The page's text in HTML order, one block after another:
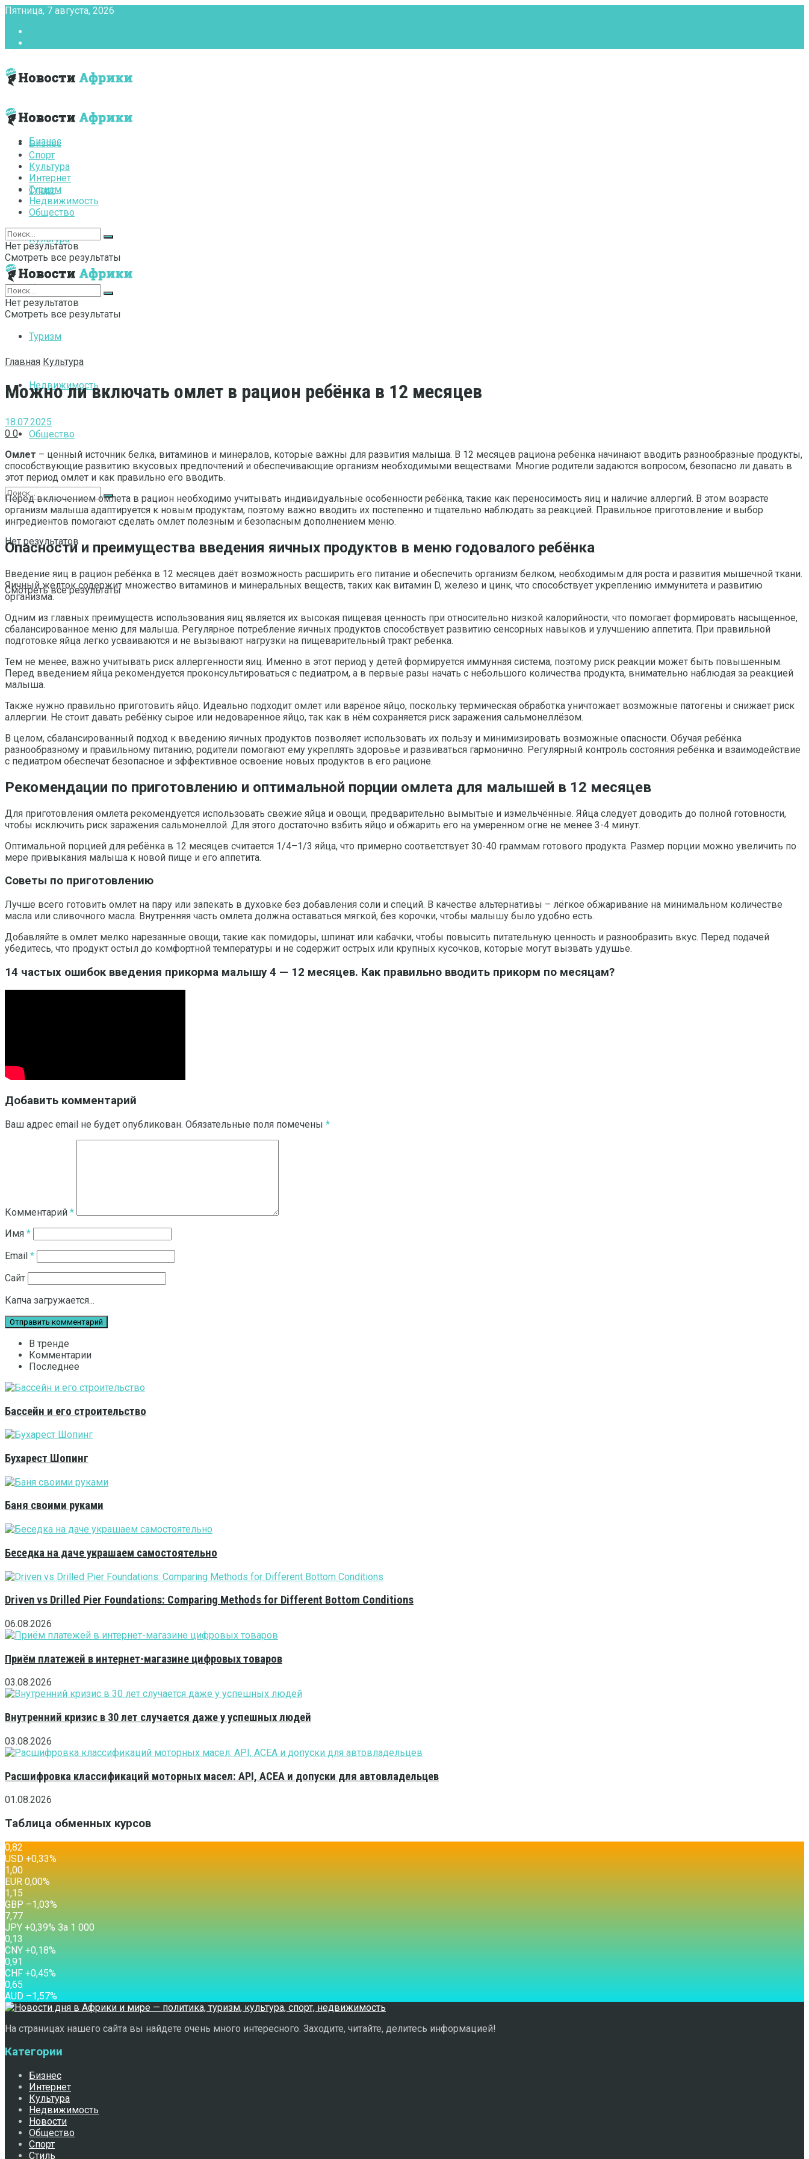
Пятница, 7 августа, 2026
Бизнес
Спорт
Культура
Интернет
Туризм
Недвижимость
Общество
Нет результатов
Смотреть все результаты
Бизнес
Спорт
Культура
Интернет
Туризм
Недвижимость
Общество
Нет результатов
Смотреть все результаты
Нет результатов
Смотреть все результаты
Главная Культура
Можно ли включать омлет в рацион ребёнка в 12 месяцев
18.07.2025
0 0
Омлет – ценный источник белка, витаминов и минералов, которые важны для развития малыша. В 12 месяцев рациона ребёнка начинают вводить разнообразные продукты,
способствующие развитию вкусовых предпочтений и обеспечивающие организм необходимыми веществами. Многие родители задаются вопросом, безопасно ли давать в
этот период омлет и как правильно его вводить.
Перед включением омлета в рацион необходимо учитывать индивидуальные особенности ребёнка, такие как переносимость яиц и наличие аллергий. В этом возрасте
организм малыша адаптируется к новым продуктам, поэтому важно вводить их постепенно и тщательно наблюдать за реакцией. Правильное приготовление и выбор
ингредиентов помогают сделать омлет полезным и безопасным дополнением меню.
Опасности и преимущества введения яичных продуктов в меню годовалого ребёнка
Введение яиц в рацион ребёнка в 12 месяцев даёт возможность расширить его питание и обеспечить организм белком, необходимым для роста и развития мышечной ткани.
Яичный желток содержит множество витаминов и минеральных веществ, таких как витамин D, железо и цинк, что способствует укреплению иммунитета и развитию
организма.
Одним из главных преимуществ использования яиц является их высокая пищевая ценность при относительно низкой калорийности, что помогает формировать насыщенное,
сбалансированное меню для малыша. Регулярное потребление яичных продуктов способствует развитию сенсорных навыков и улучшению аппетита. При правильной
подготовке яйца легко усваиваются и не вызывают нагрузки на пищеварительный тракт ребенка.
Тем не менее, важно учитывать риск аллергенности яиц. Именно в этот период у детей формируется иммунная система, поэтому риск реакции может быть повышенным.
Перед введением яйца рекомендуется проконсультироваться с педиатром, а в первые разы начать с небольшого количества продукта, внимательно наблюдая за реакцией
малыша.
Также нужно правильно приготовить яйцо. Идеально подходит омлет или варёное яйцо, поскольку термическая обработка уничтожает возможные патогены и снижает риск
аллергии. Не стоит давать ребёнку сырое или недоваренное яйцо, так как в нём сохраняется риск заражения сальмонеллёзом.
В целом, сбалансированный подход к введению яичных продуктов позволяет использовать их пользу и минимизировать возможные опасности. Обучая ребёнка
разнообразному и правильному питанию, родители помогают ему укреплять здоровье и развиваться гармонично. Регулярный контроль состояния ребёнка и взаимодействие
с педиатром обеспечат безопасное и эффективное освоение новых продуктов в его рационе.
Рекомендации по приготовлению и оптимальной порции омлета для малышей в 12 месяцев
Для приготовления омлета рекомендуется использовать свежие яйца и овощи, предварительно вымытые и измельчённые. Яйца следует доводить до полной готовности,
чтобы исключить риск заражения сальмонеллой. Для этого достаточно взбить яйцо и обжарить его на умеренном огне не менее 3-4 минут.
Оптимальной порцией для ребёнка в 12 месяцев считается 1/4–1/3 яйца, что примерно соответствует 30-40 граммам готового продукта. Размер порции можно увеличить по
мере привыкания малыша к новой пище и его аппетита.
Советы по приготовлению
Лучше всего готовить омлет на пару или запекать в духовке без добавления соли и специй. В качестве альтернативы – лёгкое обжаривание на минимальном количестве
масла или сливочного масла. Внутренняя часть омлета должна оставаться мягкой, без корочки, чтобы малышу было удобно есть.
Добавляйте в омлет мелко нарезанные овощи, такие как помидоры, шпинат или кабачки, чтобы повысить питательную ценность и разнообразить вкус. Перед подачей
убедитесь, что продукт остыл до комфортной температуры и не содержит острых или крупных кусочков, которые могут вызвать удушье.
14 частых ошибок введения прикорма малышу 4 — 12 месяцев. Как правильно вводить прикорм по месяцам?
Добавить комментарий
Ваш адрес email не будет опубликован. Обязательные поля помечены *
Комментарий *
Имя *
Email *
Сайт
Капча загружается...
В тренде
Комментарии
Последнее
Бассейн и его строительство
Бухарест Шопинг
Баня своими руками
Беседка на даче украшаем самостоятельно
Driven vs Drilled Pier Foundations: Comparing Methods for Different Bottom Conditions
06.08.2026
Приём платежей в интернет-магазине цифровых товаров
03.08.2026
Внутренний кризис в 30 лет случается даже у успешных людей
03.08.2026
Расшифровка классификаций моторных масел: API, ACEA и допуски для автовладельцев
01.08.2026
Таблица обменных курсов
0,82
USD +0,33%
1,00
EUR 0,00%
1,15
GBP –1,03%
7,77
JPY +0,39% За 1 000
0,13
CNY +0,18%
0,91
CHF +0,45%
0,65
AUD –1,57%
На страницах нашего сайта вы найдете очень много интересного. Заходите, читайте, делитесь информацией!
Категории
Бизнес
Интернет
Культура
Недвижимость
Новости
Общество
Спорт
Стиль